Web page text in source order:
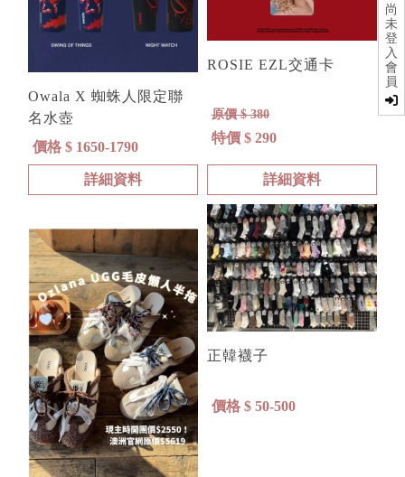
尚
未
登
入
會
員
Owala X 蜘蛛人限定聯
名水壺
價格 $ 1650-1790
詳細資料
ROSIE EZL交通卡
原價 $ 380
特價 $ 290
詳細資料
正韓襪子
價格 $ 50-500